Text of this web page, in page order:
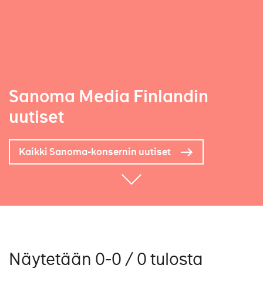
Sanoma Media Finlandin
uutiset
Kaikki Sanoma-konsernin uutiset
Näytetään 0-0 / 0 tulosta